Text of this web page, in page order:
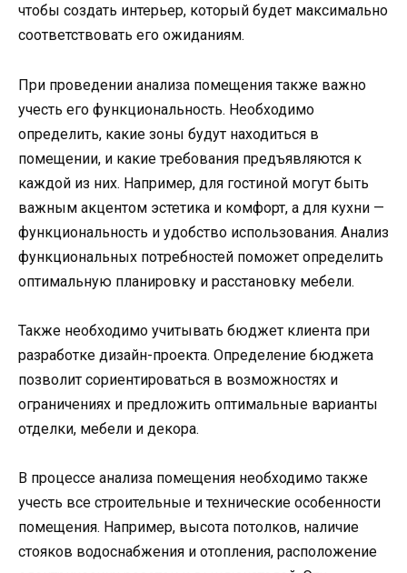
чтобы создать интерьер, который будет максимально
соответствовать его ожиданиям.
При проведении анализа помещения также важно
учесть его функциональность. Необходимо
определить, какие зоны будут находиться в
помещении, и какие требования предъявляются к
каждой из них. Например, для гостиной могут быть
важным акцентом эстетика и комфорт, а для кухни —
функциональность и удобство использования. Анализ
функциональных потребностей поможет определить
оптимальную планировку и расстановку мебели.
Также необходимо учитывать бюджет клиента при
разработке дизайн-проекта. Определение бюджета
позволит сориентироваться в возможностях и
ограничениях и предложить оптимальные варианты
отделки, мебели и декора.
В процессе анализа помещения необходимо также
учесть все строительные и технические особенности
помещения. Например, высота потолков, наличие
стояков водоснабжения и отопления, расположение